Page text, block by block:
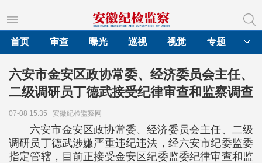
首页
审查 曝光 巡视 视觉 专题
六安市金安区政协常委、经济委员会主任、
二级调研员丁德武接受纪律审查和监察调查
07-08 15:35 安徽纪检监察网
六安市金安区政协常委、经济委员会主任、二级
调研员丁德武涉嫌严重违纪违法，经六安市纪委监委
指定管辖，目前正接受金安区纪委监委纪律审查和监